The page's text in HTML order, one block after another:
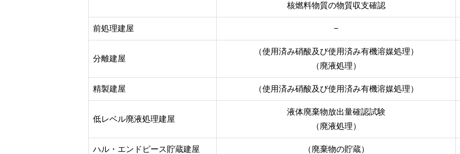
核燃料物質の物質収支確認
前処理建屋 −
分離建屋
（使用済み硝酸及び使用済み有機溶媒処理）
（廃液処理）
精製建屋 （使用済み硝酸及び使用済み有機溶媒処理）
低レベル廃液処理建屋
液体廃棄物放出量確認試験
（廃液処理）
ハル・エンドピース貯蔵建屋 （廃棄物の貯蔵）